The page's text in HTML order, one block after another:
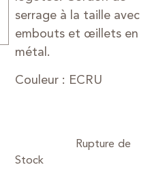
serrage à la taille avec
embouts et œillets en
métal.
Couleur : ECRU